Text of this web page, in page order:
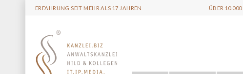
ERFAHRUNG SEIT MEHR ALS 17 JAHREN ÜBER